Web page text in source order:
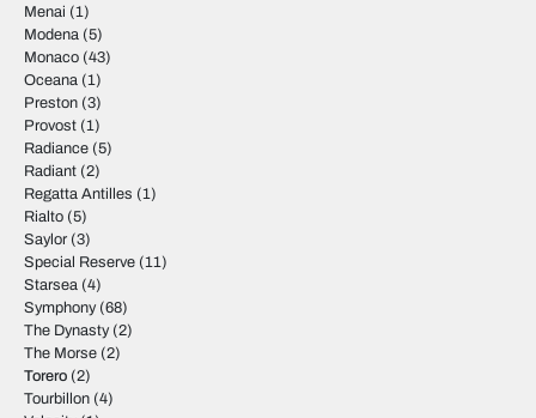
Menai (1)
Modena (5)
Monaco (43)
Oceana (1)
Preston (3)
Provost (1)
Radiance (5)
Radiant (2)
Regatta Antilles (1)
Rialto (5)
Saylor (3)
Special Reserve (11)
Starsea (4)
Symphony(68)
The Dynasty(2)
The Morse (2)
Torero (2)
Tourbillon (4)